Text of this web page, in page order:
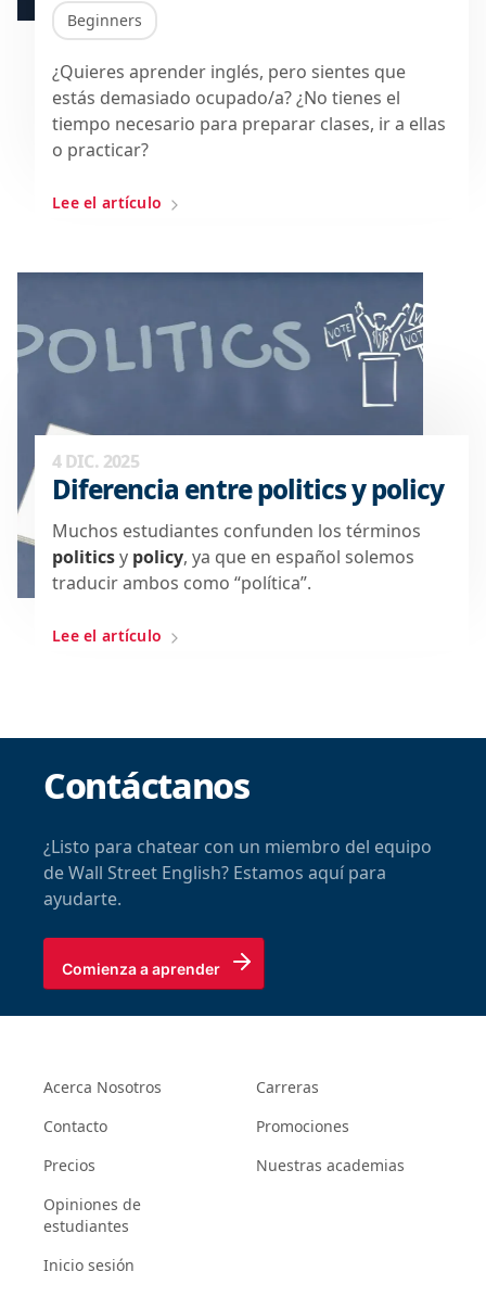
Beginners
¿Quieres aprender inglés, pero sientes que
estás demasiado ocupado/a? ¿No tienes el
tiempo necesario para preparar clases, ir a ellas
o practicar?
Lee el artículo
4 DIC. 2025
Diferencia entre politics y policy
Muchos estudiantes confunden los términos
politicsy policy, ya que en español solemos
traducir ambos como “política”.
Lee el artículo
Contáctanos
¿Listo para chatear con un miembro del equipo
de Wall Street English? Estamos aquí para
ayudarte.
Comienza a aprender
Acerca Nosotros
Contacto
Precios
Opiniones de
estudiantes
Inicio sesión
Carreras
Promociones
Nuestras academias